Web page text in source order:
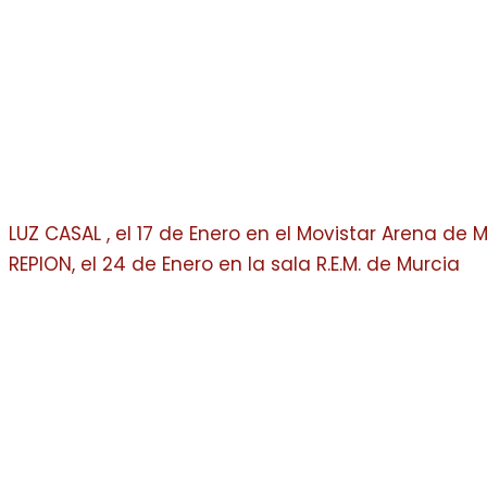
LUZ CASAL , el 17 de Enero en el Movistar Arena de
REPION, el 24 de Enero en la sala R.E.M. de Murcia